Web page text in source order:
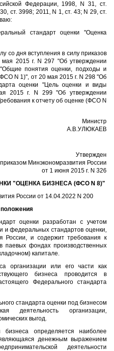
Федерации, 1998, N 31, ст.
ст. 3998; 2011, N 1, ст. 43; N 29, ст.
стандарт оценки "Оценка
со дня вступления в силу приказов
2015 г. N 297 "Об утверждении
понятия оценки, подходы и
N 1)", от 20 мая 2015 г. N 298 "Об
оценки "Цель оценки и виды
2015 г. N 299 "Об утверждении
к отчету об оценке (ФСО N
Министр
А.В.УЛЮКАЕВ
Утвержден
приказом Минэкономразвития России
от 1 июня 2015 г. N 326
"ОЦЕНКА БИЗНЕСА (ФСО N 8)"
России от 14.04.2022 N 200
оценки разработан с учетом
и федеральных стандартов оценки,
России, и содержит требования к
паевых фондах производственных
капитале.
организации или его части как
бизнеса проводится в
Федерального стандарта
стандарта оценки под бизнесом
деятельность организации,
выгод.
определяется наиболее
денежным выражением
деятельности